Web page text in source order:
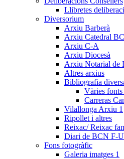
Llibretes
Diversorium
Arxiu Barberà
Arxiu Catedral
Arxiu C-A
Arxiu Diocesà
Arxiu Notarial de
Altres arxius
Bibliografia
Vàries
Carreras
Vilallonga Arxiu 1
Ripollet i altres
Reixac/ Reixac
Diari de BCN F-
Fons fotogràfic
Galeria imatges 1